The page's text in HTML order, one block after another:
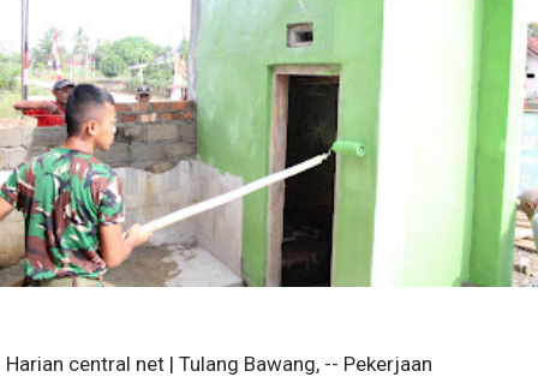
Harian central net | Tulang Bawang, -- Pekerjaan